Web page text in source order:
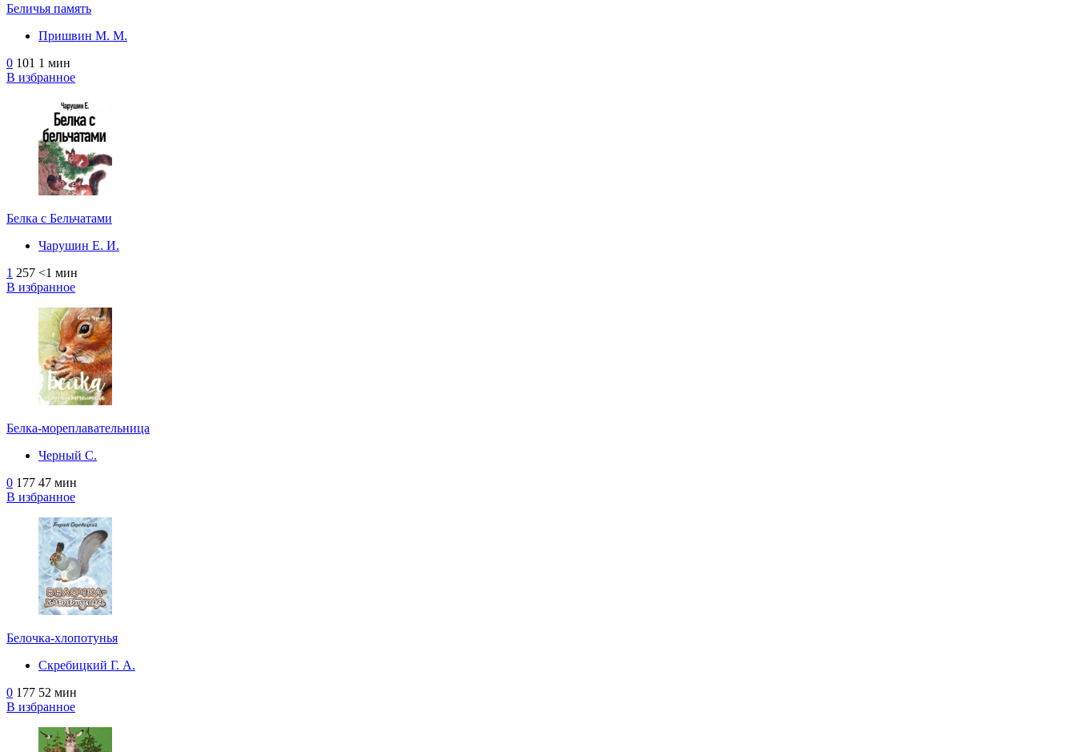
Беличья память
Пришвин М. М.
0 101 1 мин
В избранное
Белка с Бельчатами
Чарушин Е. И.
1 257 <1 мин
В избранное
Белка-мореплавательница
Черный С.
0 177 47 мин
В избранное
Белочка-хлопотунья
Скребицкий Г. А.
0 177 52 мин
В избранное